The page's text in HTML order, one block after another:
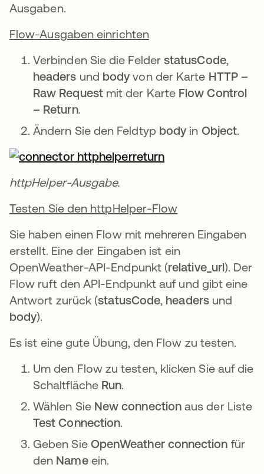
Ausgaben.
Flow-Ausgaben einrichten
Verbinden Sie die Felder statusCode,
headers und body von der Karte HTTP –
Raw Requestmit der Karte Flow Control
– Return.
Ändern Sie den Feldtyp body in Object.
httpHelper-Ausgabe.
Testen Sie den httpHelper-Flow
Sie haben einen Flow mit mehreren Eingaben
erstellt. Eine der Eingaben ist ein
OpenWeather-API-Endpunkt (relative_url). Der
Flow ruft den API-Endpunkt auf und gibt eine
Antwort zurück (statusCode, headersund
body).
Es ist eine gute Übung, den Flow zu testen.
Um den Flow zu testen, klicken Sie auf die
Schaltfläche Run.
Wählen Sie New connection aus der Liste
Test Connection.
Geben Sie OpenWeather connection für
den Nameein.